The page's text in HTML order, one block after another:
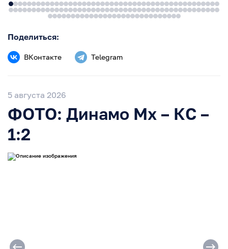
Поделиться:
ВКонтакте Telegram
5 августа 2026
ФОТО: Динамо Мх – КС –
1:2